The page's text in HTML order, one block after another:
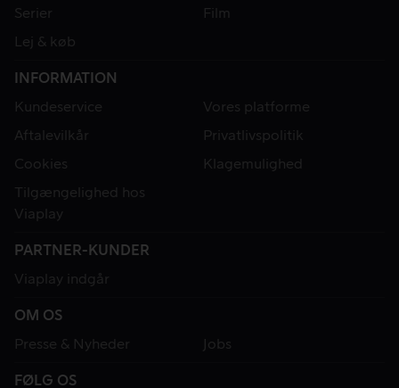
Serier
Film
Lej & køb
INFORMATION
Kundeservice
Vores platforme
Aftalevilkår
Privatlivspolitik
Cookies
Klagemulighed
Tilgængelighed hos
Viaplay
PARTNER-KUNDER
Viaplay indgår
OM OS
Presse & Nyheder
Jobs
FØLG OS